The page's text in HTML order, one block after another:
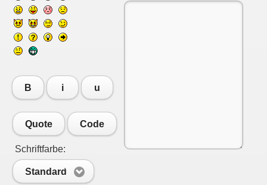
B i u
Quote Code
Schriftfarbe:
Standard